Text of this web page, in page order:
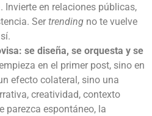
en relaciones públicas,
Ser trending no te vuelve
se diseña, se orquesta y se
en el primer post, sino en
efecto colateral, sino una
creatividad, contexto
parezca espontáneo, la